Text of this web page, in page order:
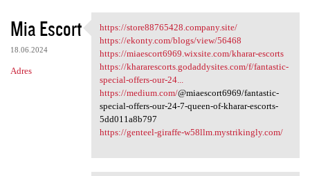
Mia Escort
18.06.2024
Adres
https://store88765428.company
https://store88765428.company.site/
https://ekonty.com/blogs/view/56468
https://miaescort6969.wixsite.com/kharar-escorts
https://khararescorts.godaddysites.com/f/fantastic-
special-offers-our-24...
https://medium.com/@miaescort6969/fantastic-
special-offers-our-24-7-queen-of-kharar-escorts-
5dd011a8b797
https://genteel-giraffe-w58llm.mystrikingly.com/